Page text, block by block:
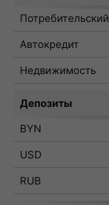
Потребительский
Автокредит
Недвижимость
Депозиты
BYN
USD
RUB